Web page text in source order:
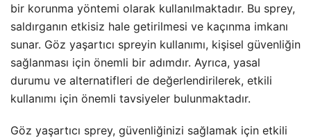
bir korunma yöntemi olarak kullanılmaktadır. Bu sprey,
saldırganın etkisiz hale getirilmesi ve kaçınma imkanı
sunar. Göz yaşartıcı spreyin kullanımı, kişisel güvenliğin
sağlanması için önemli bir adımdır. Ayrıca, yasal
durumu ve alternatifleri de değerlendirilerek, etkili
kullanımı için önemli tavsiyeler bulunmaktadır.
Göz yaşartıcı sprey, güvenliğinizi sağlamak için etkili